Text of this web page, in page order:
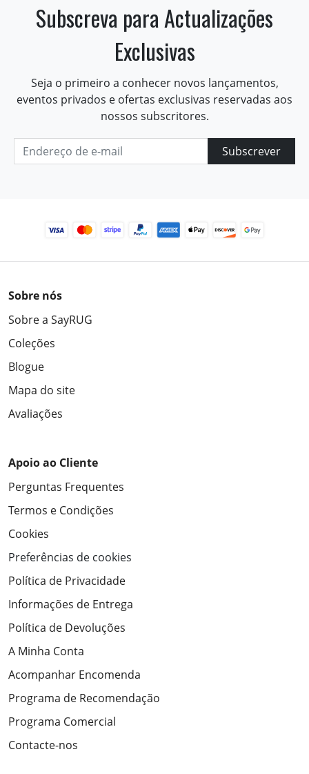
Subscreva para Actualizações
Exclusivas
Seja o primeiro a conhecer novos lançamentos,
eventos privados e ofertas exclusivas reservadas aos
nossos subscritores.
Subscrever
Sobre nós
Sobre a SayRUG
Coleções
Blogue
Mapa do site
Avaliações
Apoio ao Cliente
Perguntas Frequentes
Termos e Condições
Cookies
Preferências de cookies
Política de Privacidade
Informações de Entrega
Política de Devoluções
A Minha Conta
Acompanhar Encomenda
Programa de Recomendação
Programa Comercial
Contacte-nos